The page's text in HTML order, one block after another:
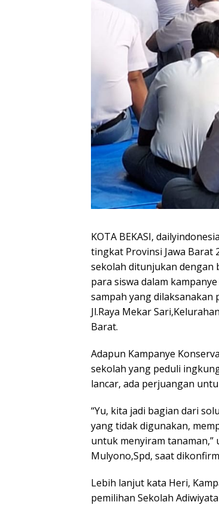
KOTA BEKASI,
tingkat Provinsi Jawa Barat
sekolah ditunjukan dengan
para siswa dalam
sampah yang dilaksanakan
Jl.Raya Mekar
Barat.
Adapun Kampanye
sekolah yang peduli
lancar, ada perjuangan
“Yu, kita jadi bagian dari
yang tidak digunakan,
untuk menyiram tanaman,”
Mulyono,Spd, saat
Lebih lanjut kata Heri,
pemilihan Sekolah